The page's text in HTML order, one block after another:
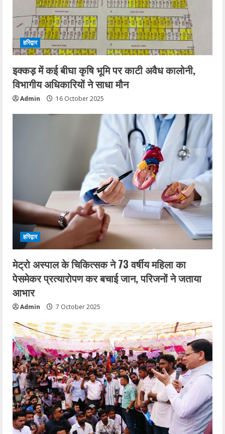
हरिद्वार
इक्कड़ में कई बीघा कृषि भूमि पर काटी अवैध कालोनी,
विभागीय अधिकारियों ने साधा मौन
Admin 16 October 2025
हरिद्वार
मेट्रो अस्पाल के चिकित्सक ने 73 वर्षीय महिला का
पेसमेकर प्रत्यारोपण कर बचाई जान, परिजनों ने जताया
आभार
Admin 7 October 2025